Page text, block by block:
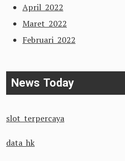
April 2022
Maret 2022
Februari 2022
News Today
slot terpercaya
data hk